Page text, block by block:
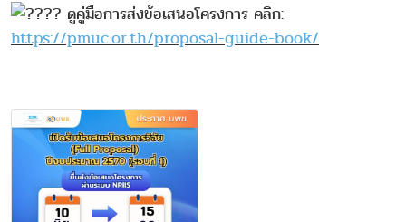
ดูคู่มือการส่งข้อเสนอโครงการ คลิก:
https://pmuc.or.th/proposal-guide-book/